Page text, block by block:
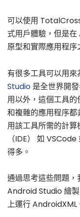
可以使用
式用戶體驗，但是
原型和實際應用程序
有很多工具可以用
Studio 是全世界開
用以外，這個工具
和複雜的應用程序
用該工具所需的計
（IDE） 如
得多。
通過思考這些問題
Android Studio 繪
上運行 AndroidXML